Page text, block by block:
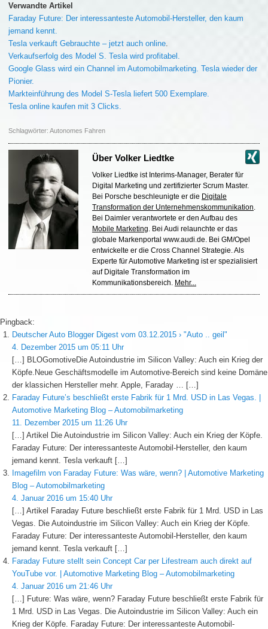
Verwandte Artikel
Faraday Future: Der interessanteste Automobil-Hersteller, den kaum
jemand kennt.
Tesla verkauft Gebrauchte – jetzt auch online
Verkaufserfolg des Model S. Tesla wird profitabel.
Google Glass wird ein Channel im Automobilmarketing. Tesla wieder der
Pionier.
Markteinführung des Model S-Tesla liefert 500 Exemplare.
Tesla online kaufen mit 3 Clicks.
Schlagwörter: Autonomes Fahren
Über Volker Liedtke
Volker Liedtke ist Interims-Manager, Berater für
Digital Marketing und zertifizierter Scrum Master.
Bei Porsche beschleunigte er die Digitale
Transformation der Unternehmenskommunikation.
Bei Daimler verantwortete er den Aufbau des
Mobile Marketing. Bei Audi relaunchte er das
globale Markenportal www.audi.de. Bei GM/Opel
entwickelte er die Cross Channel Strategie. Als
Experte für Automotive Marketing ist er spezialisiert
auf Digitale Transformation im
Kommunikationsbereich. Mehr...
Pingback:
Deutscher Auto Blogger Digest vom 03.12.2015 › "Auto .. geil"
4. Dezember 2015 um 05:11 Uhr
[…] BLOGomotiveDie Autoindustrie im Silicon Valley: Auch ein Krieg der
Köpfe.Neue Geschäftsmodelle im Automotive-Bereich sind keine Domäne
der klassichen Hersteller mehr. Apple, Faraday … […]
Faraday Future’s beschließt erste Fabrik für 1 Mrd. USD in Las Vegas. |
Automotive Marketing Blog – Automobilmarketing
11. Dezember 2015 um 11:26 Uhr
[…] Artikel Die Autoindustrie im Silicon Valley: Auch ein Krieg der Köpfe.
Faraday Future: Der interessanteste Automobil-Hersteller, den kaum
jemand kennt. Tesla verkauft […]
Imagefilm von Faraday Future: Was wäre, wenn? | Automotive Marketing
Blog – Automobilmarketing
4. Januar 2016 um 15:40 Uhr
[…] Artikel Faraday Future beschließt erste Fabrik für 1 Mrd. USD in Las
Vegas. Die Autoindustrie im Silicon Valley: Auch ein Krieg der Köpfe.
Faraday Future: Der interessanteste Automobil-Hersteller, den kaum
jemand kennt. Tesla verkauft […]
Faraday Future stellt sein Concept Car per Lifestream auch direkt auf
YouTube vor. | Automotive Marketing Blog – Automobilmarketing
4. Januar 2016 um 21:46 Uhr
[…] Future: Was wäre, wenn? Faraday Future beschließt erste Fabrik für
1 Mrd. USD in Las Vegas. Die Autoindustrie im Silicon Valley: Auch ein
Krieg der Köpfe. Faraday Future: Der interessanteste Automobil-